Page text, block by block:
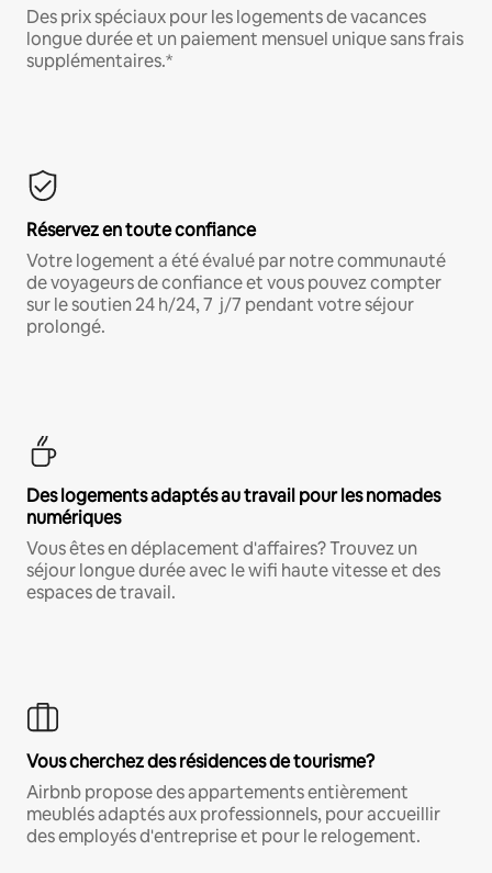
Des prix spéciaux pour les logements de vacances
longue durée et un paiement mensuel unique sans frais
supplémentaires.*
Réservez en toute confiance
Votre logement a été évalué par notre communauté
de voyageurs de confiance et vous pouvez compter
sur le soutien 24 h/24, 7 j/7 pendant votre séjour
prolongé.
Des logements adaptés au travail pour les nomades
numériques
Vous êtes en déplacement d'affaires? Trouvez un
séjour longue durée avec le wifi haute vitesse et des
espaces de travail.
Vous cherchez des résidences de tourisme?
Airbnb propose des appartements entièrement
meublés adaptés aux professionnels, pour accueillir
des employés d'entreprise et pour le relogement.